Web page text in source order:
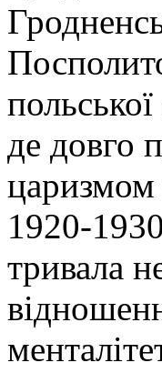
де довго
1920-
тривала